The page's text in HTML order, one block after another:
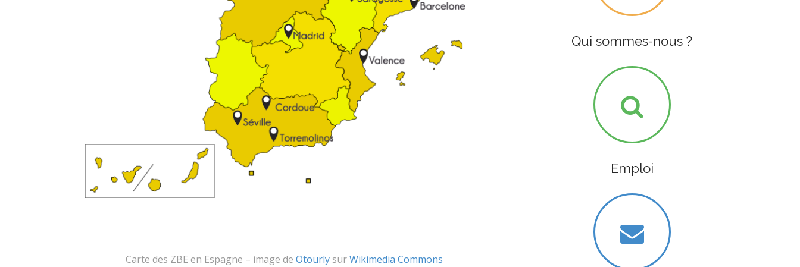
Carte des ZBE en Espagne – image de OtourlysurWikimedia Commons
Qui sommes-nous ?
Emploi